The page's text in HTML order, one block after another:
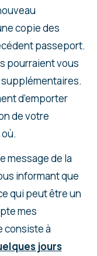
copie des
passeport.
pourraient vous
d’emporter
de votre
message de la
informant que
qui peut être un
mes
consiste à
jours